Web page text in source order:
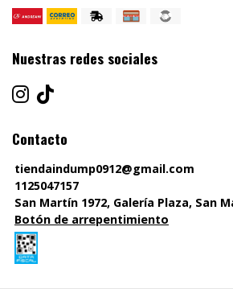
Nuestras redes sociales
Contacto
tiendaindump0912@gmail.com
1125047157
San Martín 1972, Galería Plaza, San
Botón de arrepentimiento